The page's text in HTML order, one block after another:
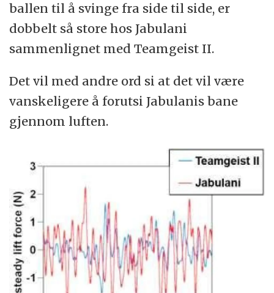
ballen til å svinge fra side til side, er
dobbelt så store hos Jabulani
sammenlignet med Teamgeist II.
Det vil med andre ord si at det vil være
vanskeligere å forutsi Jabulanis bane
gjennom luften.